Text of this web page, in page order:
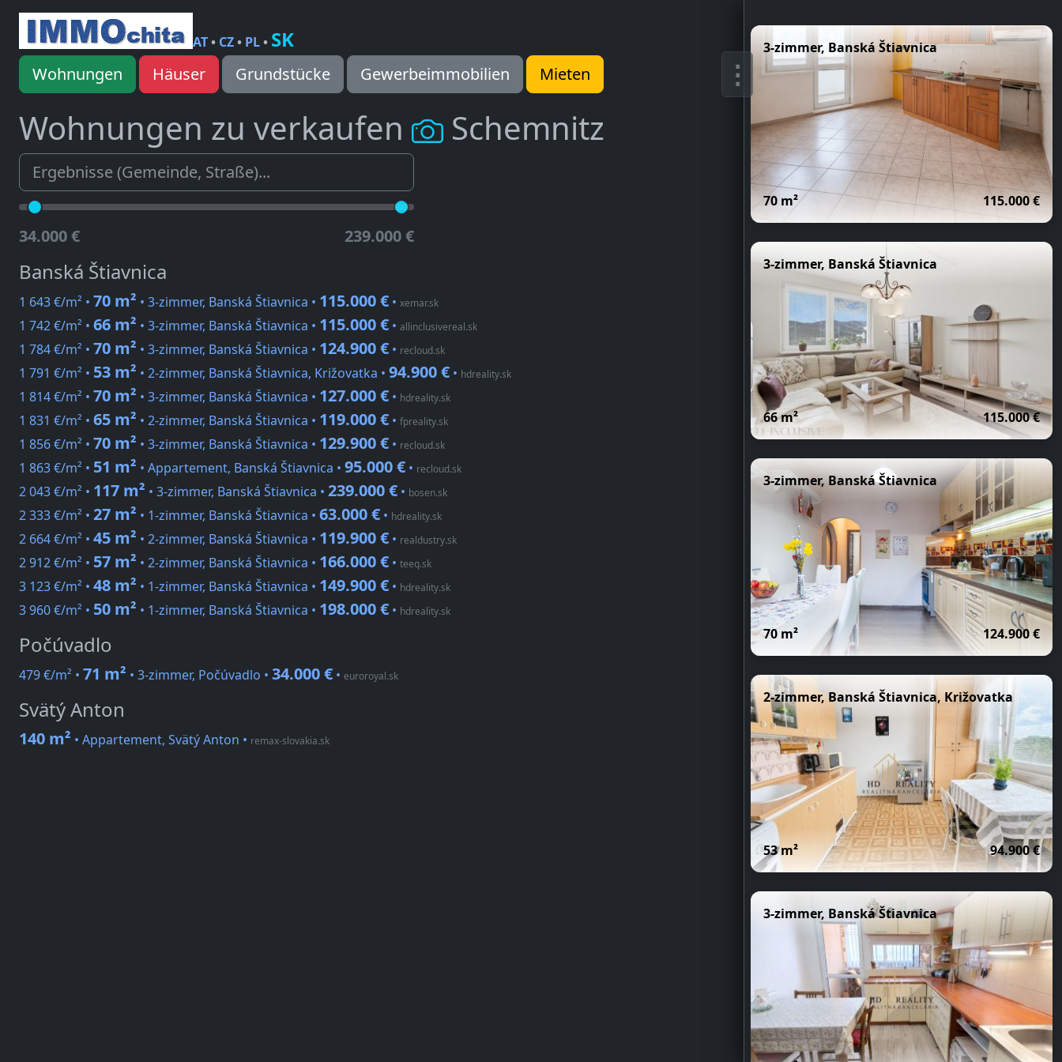
AT• CZ• PL• SK
Wohnungen Häuser Grundstücke Gewerbeimmobilien Mieten
Wohnungen zu verkaufen Schemnitz
34.000 € 239.000 €
Banská Štiavnica
1 643 €/m² • 70 m² • 3-zimmer, Banská Štiavnica • 115.000 € • xemar.sk
1 742 €/m² • 66 m² • 3-zimmer, Banská Štiavnica • 115.000 € • allinclusivereal.sk
1 784 €/m² • 70 m² • 3-zimmer, Banská Štiavnica • 124.900 € • recloud.sk
1 791 €/m² • 53 m² • 2-zimmer, Banská Štiavnica, Križovatka • 94.900 € • hdreality.sk
1 814 €/m² • 70 m² • 3-zimmer, Banská Štiavnica • 127.000 € • hdreality.sk
1 831 €/m² • 65 m² • 2-zimmer, Banská Štiavnica • 119.000 € • fpreality.sk
1 856 €/m² • 70 m² • 3-zimmer, Banská Štiavnica • 129.900 € • recloud.sk
1 863 €/m² • 51 m² • Appartement, Banská Štiavnica • 95.000 € • recloud.sk
2 043 €/m² • 117 m² • 3-zimmer, Banská Štiavnica • 239.000 € • bosen.sk
2 333 €/m² • 27 m² • 1-zimmer, Banská Štiavnica • 63.000 € • hdreality.sk
2 664 €/m² • 45 m² • 2-zimmer, Banská Štiavnica • 119.900 € • realdustry.sk
2 912 €/m² • 57 m² • 2-zimmer, Banská Štiavnica • 166.000 € • teeq.sk
3 123 €/m² • 48 m² • 1-zimmer, Banská Štiavnica • 149.900 € • hdreality.sk
3 960 €/m² • 50 m² • 1-zimmer, Banská Štiavnica • 198.000 € • hdreality.sk
Počúvadlo
479 €/m² • 71 m² • 3-zimmer, Počúvadlo • 34.000 € • euroroyal.sk
Svätý Anton
140 m² • Appartement, Svätý Anton • remax-slovakia.sk